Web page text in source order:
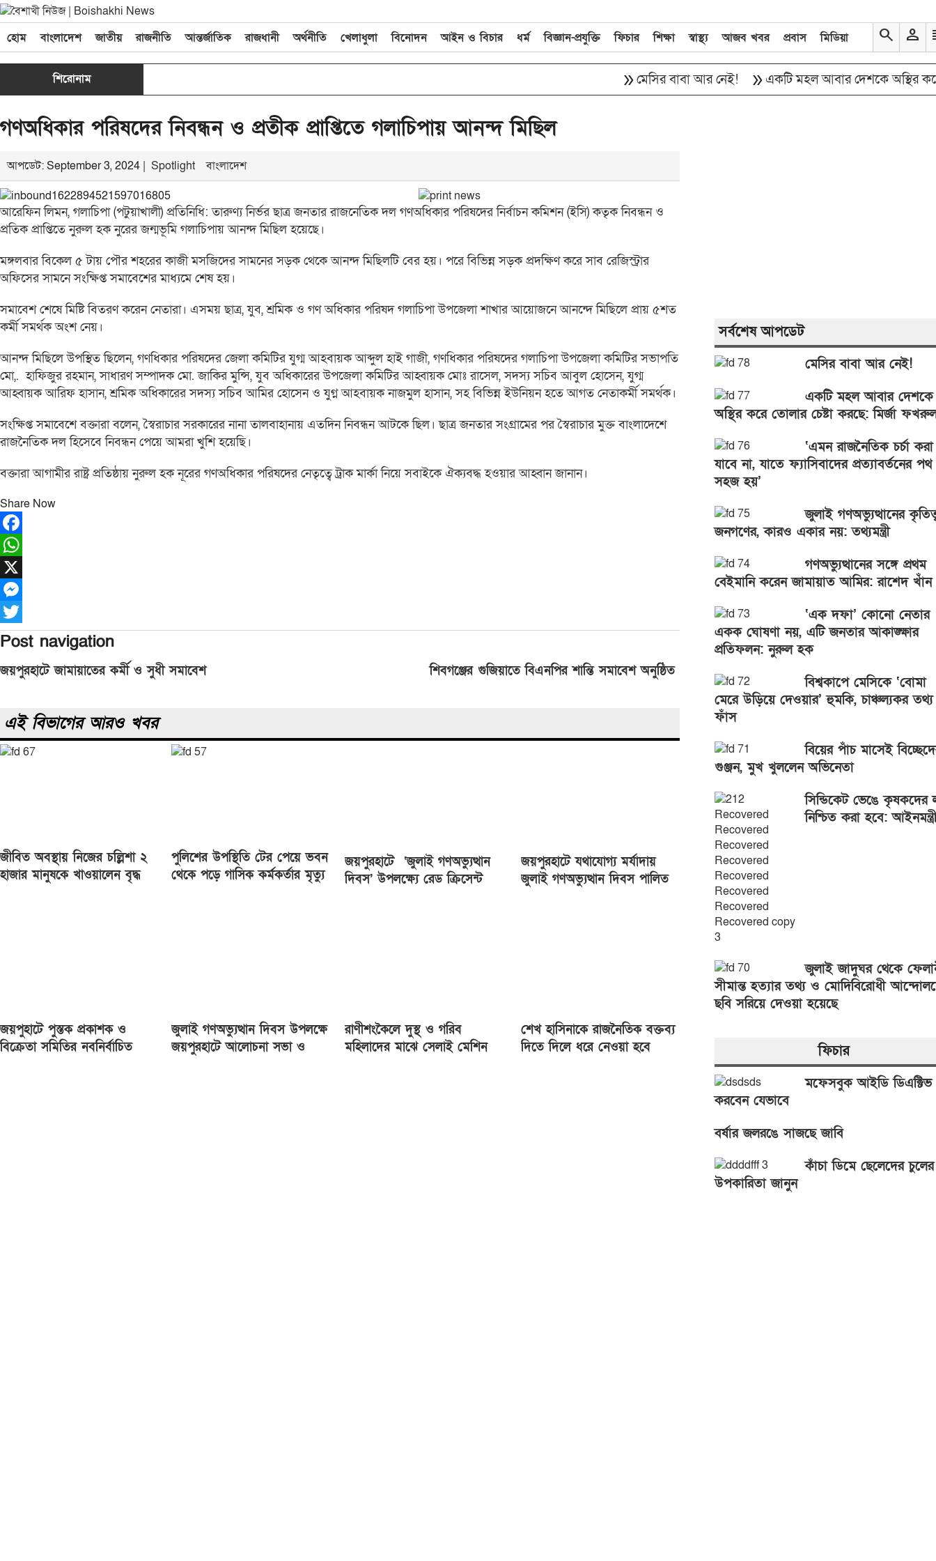
হোম বাংলাদেশ জাতীয় রাজনীতি আন্তর্জাতিক রাজধানী অর্থনীতি খেলাধুলা বিনোদন আইন ও বিচার ধর্ম বিজ্ঞান-প্রযুক্তি ফিচার শিক্ষা স্বাস্থ্য আজব খবর প্রবাস মিডিয়া search person
শিরোনাম মেসির বাবা আর নেই! double_arrow একটি মহল আবার দেশকে অস্থির করে
গণঅধিকার পরিষদের নিবন্ধন ও প্রতীক প্রাপ্তিতে গলাচিপায় আনন্দ মিছিল
আপডেট: September 3, 2024 | Spotlight বাংলাদেশ
আরেফিন লিমন, গলাচিপা (পটুয়াখালী) প্রতিনিধি: তারুণ্য নির্ভর ছাত্র জনতার রাজনেতিক দল গণঅধিকার পরিষদের নির্বাচন কমিশন (ইসি) কতৃক নিবন্ধন ও
প্রতিক প্রাপ্তিতে নুরুল হক নুরের জন্মভূমি গলাচিপায় আনন্দ মিছিল হয়েছে।
মঙ্গলবার বিকেল ৫ টায় পৌর শহরের কাজী মসজিদের সামনের সড়ক থেকে আনন্দ মিছিলটি বের হয়। পরে বিভিন্ন সড়ক প্রদক্ষিণ করে সাব রেজিস্ট্রার
অফিসের সামনে সংক্ষিপ্ত সমাবেশের মাধ্যমে শেষ হয়।
সমাবেশ শেষে মিষ্টি বিতরণ করেন নেতারা। এসময় ছাত্র, যুব, শ্রমিক ও গণ অধিকার পরিষদ গলাচিপা উপজেলা শাখার আয়োজনে আনন্দে মিছিলে প্রায় ৫শত
কর্মী সমর্থক অংশ নেয়।
আনন্দ মিছিলে উপস্থিত ছিলেন, গণধিকার পরিষদের জেলা কমিটির যুগ্ম আহবায়ক আব্দুল হাই গাজী, গণধিকার পরিষদের গলাচিপা উপজেলা কমিটির সভাপতি
মো,. হাফিজুর রহমান, সাধারণ সম্পাদক মো. জাকির মুন্সি, যুব অধিকারের উপজেলা কমিটির আহ্বায়ক মোঃ রাসেল, সদস্য সচিব আবুল হোসেন, যুগ্ম
আহ্বায়ক আরিফ হাসান, শ্রমিক অধিকারের সদস্য সচিব আমির হোসেন ও যুগ্ন আহবায়ক নাজমুল হাসান, সহ বিভিন্ন ইউনিয়ন হতে আগত নেতাকর্মী সমর্থক।
সংক্ষিপ্ত সমাবেশে বক্তারা বলেন, স্বৈরাচার সরকারের নানা তালবাহানায় এতদিন নিবন্ধন আটকে ছিল। ছাত্র জনতার সংগ্রামের পর স্বৈরাচার মুক্ত বাংলাদেশে
রাজনৈতিক দল হিসেবে নিবন্ধন পেয়ে আমরা খুশি হয়েছি।
বক্তারা আগামীর রাষ্ট্র প্রতিষ্ঠায় নুরুল হক নূরের গণঅধিকার পরিষদের নেতৃত্বে ট্রাক মার্কা নিয়ে সবাইকে ঐক্যবদ্ধ হওয়ার আহ্বান জানান।
Share Now
Facebook
WhatsApp
X
Messenger
Twitter
Post navigation
জয়পুরহাটে জামায়াতের কর্মী ও সুধী সমাবেশ শিবগঞ্জের গুজিয়াতে বিএনপির শান্তি সমাবেশ অনুষ্ঠিত
এই বিভাগের আরও খবর
জীবিত অবস্থায় নিজের চল্লিশা ২
হাজার মানুষকে খাওয়ালেন বৃদ্ধ
পুলিশের উপস্থিতি টের পেয়ে ভবন
থেকে পড়ে গাসিক কর্মকর্তার মৃত্যু
জয়পুরহাটে ‘জুলাই গণঅভ্যুত্থান
দিবস’ উপলক্ষ্যে রেড ক্রিসেন্ট
জয়পুরহাটে যথাযোগ্য মর্যাদায়
জুলাই গণঅভ্যুত্থান দিবস পালিত
জয়পুহাটে পুস্তক প্রকাশক ও
বিক্রেতা সমিতির নবনির্বাচিত
জুলাই গণঅভ্যুত্থান দিবস উপলক্ষে
জয়পুরহাটে আলোচনা সভা ও
রাণীশংকৈলে দুস্থ ও গরিব
মহিলাদের মাঝে সেলাই মেশিন
শেখ হাসিনাকে রাজনৈতিক বক্তব্য
দিতে দিলে ধরে নেওয়া হবে
সর্বশেষ আপডেট
মেসির বাবা আর নেই!
একটি মহল আবার দেশকে
অস্থির করে তোলার চেষ্টা করছে: মির্জা
‘এমন রাজনৈতিক চর্চা করা
যাবে না, যাতে ফ্যাসিবাদের প্রত্যাবর্তনের পথ
সহজ হয়’
জুলাই গণঅভ্যুত্থানের
জনগণের, কারও একার নয়: তথ্যমন্ত্রী
গণঅভ্যুত্থানের সঙ্গে প্রথম
বেইমানি করেন জামায়াত আমির: রাশেদ খাঁন
‘এক দফা’ কোনো নেতার
একক ঘোষণা নয়, এটি জনতার আকাঙ্ক্ষার
প্রতিফলন: নুরুল হক
বিশ্বকাপে মেসিকে ‘বোমা
মেরে উড়িয়ে দেওয়ার’ হুমকি, চাঞ্চল্যকর তথ্য
ফাঁস
বিয়ের পাঁচ মাসেই
গুঞ্জন, মুখ খুললেন অভিনেতা
সিন্ডিকেট ভেঙে কৃষকদের
নিশ্চিত করা হবে:
জুলাই জাদুঘর থেকে
সীমান্ত হত্যার তথ্য ও মোদিবিরোধী
ছবি সরিয়ে দেওয়া হয়েছে
ফিচার
মফেসবুক আইডি ডিএক্টিভ
করবেন যেভাবে
বর্ষার জলরঙে সাজছে জাবি
কাঁচা ডিমে ছেলেদের চুলের
উপকারিতা জানুন